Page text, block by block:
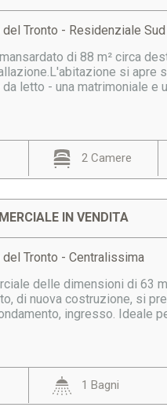
Tronto - Residenziale Sud
di 88 m² circa
si apre
letto - una matrimoniale e
2 Camere
IN VENDITA
Tronto - Centralissima
delle dimensioni di 63
di nuova costruzione, si
ingresso. Ideale
1 Bagni